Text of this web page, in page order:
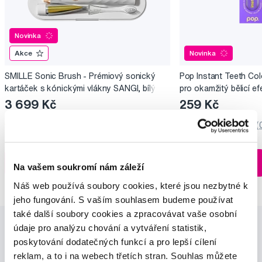
Na vašem soukromí nám záleží
Náš web používá soubory cookies, které jsou nezbytné k
jeho fungování. S vaším souhlasem budeme používat
také další soubory cookies a zpracovávat vaše osobní
údaje pro analýzu chování a vytváření statistik,
poskytování dodatečných funkcí a pro lepší cílení
reklam, a to i na webech třetích stran. Souhlas můžete
Novinka
Akce
SMILLE Sonic Brush - Prémiový sonický
kartáček s kónickými vlákny SANGI, bílý
3 699 Kč
Do košíku
Ihned na
Novinka
Pop Instant Teeth
pro okamžitý bělicí
259 Kč
0,0/5